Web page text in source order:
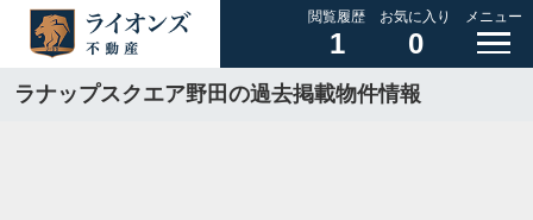
閲覧履歴
1
お気に入り
0
メニュー
ラナップスクエア野田の過去掲載物件情報